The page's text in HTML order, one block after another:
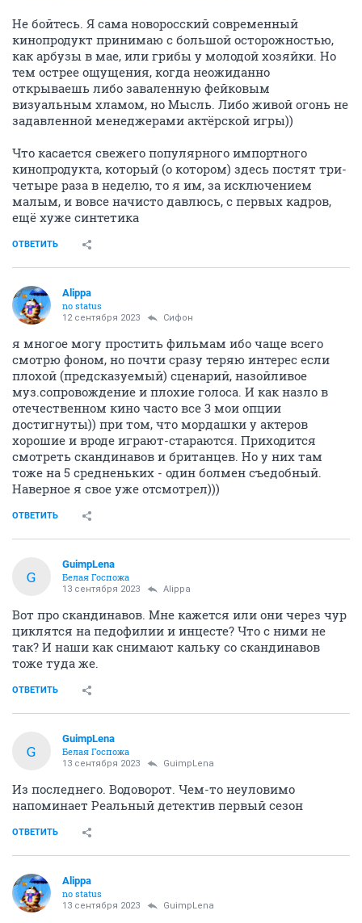
Не бойтесь. Я сама новоросский современный
кинопродукт принимаю с большой осторожностью,
как арбузы в мае, или грибы у молодой хозяйки. Но
тем острее ощущения, когда неожиданно
открываешь либо заваленную фейковым
визуальным хламом, но Мысль. Либо живой огонь не
задавленной менеджерами актёрской игры))
Что касается свежего популярного импортного
кинопродукта, который (о котором) здесь постят три-
четыре раза в неделю, то я им, за исключением
малым, и вовсе начисто давлюсь, с первых кадров,
ещё хуже синтетика
ОТВЕТИТЬ
Alippa
no status
12 сентября 2023 Сифон
я многое могу простить фильмам ибо чаще всего
смотрю фоном, но почти сразу теряю интерес если
плохой (предсказуемый) сценарий, назойливое
муз.сопровождение и плохие голоса. И как назло в
отечественном кино часто все 3 мои опции
достигнуты)) при том, что мордашки у актеров
хорошие и вроде играют-стараются. Приходится
смотреть скандинавов и британцев. Но у них там
тоже на 5 средненьких - один болмен съедобный.
Наверное я свое уже отсмотрел)))
ОТВЕТИТЬ
G
GuimpLena
Белая Госпожа
13 сентября 2023 Alippa
Вот про скандинавов. Мне кажется или они через чур
циклятся на педофилии и инцесте? Что с ними не
так? И наши как снимают кальку со скандинавов
тоже туда же.
ОТВЕТИТЬ
G
GuimpLena
Белая Госпожа
13 сентября 2023 GuimpLena
Из последнего. Водоворот. Чем-то неуловимо
напоминает Реальный детектив первый сезон
ОТВЕТИТЬ
Alippa
no status
13 сентября 2023 GuimpLena